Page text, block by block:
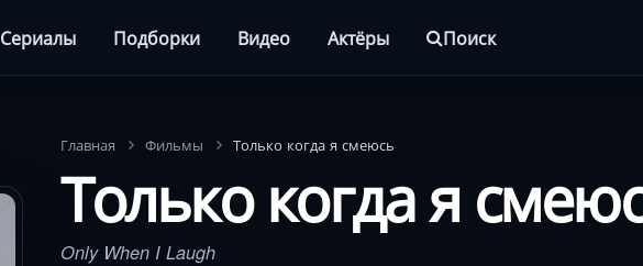
Сериалы Подборки Видео Актёры Поиск
Главная Фильмы Только когда я смеюсь
Только когда я
Only When I Laugh